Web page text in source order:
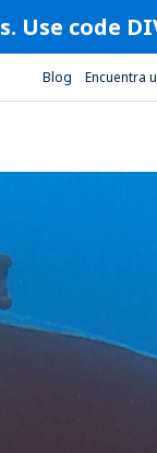
Use code
Blog Encuentra